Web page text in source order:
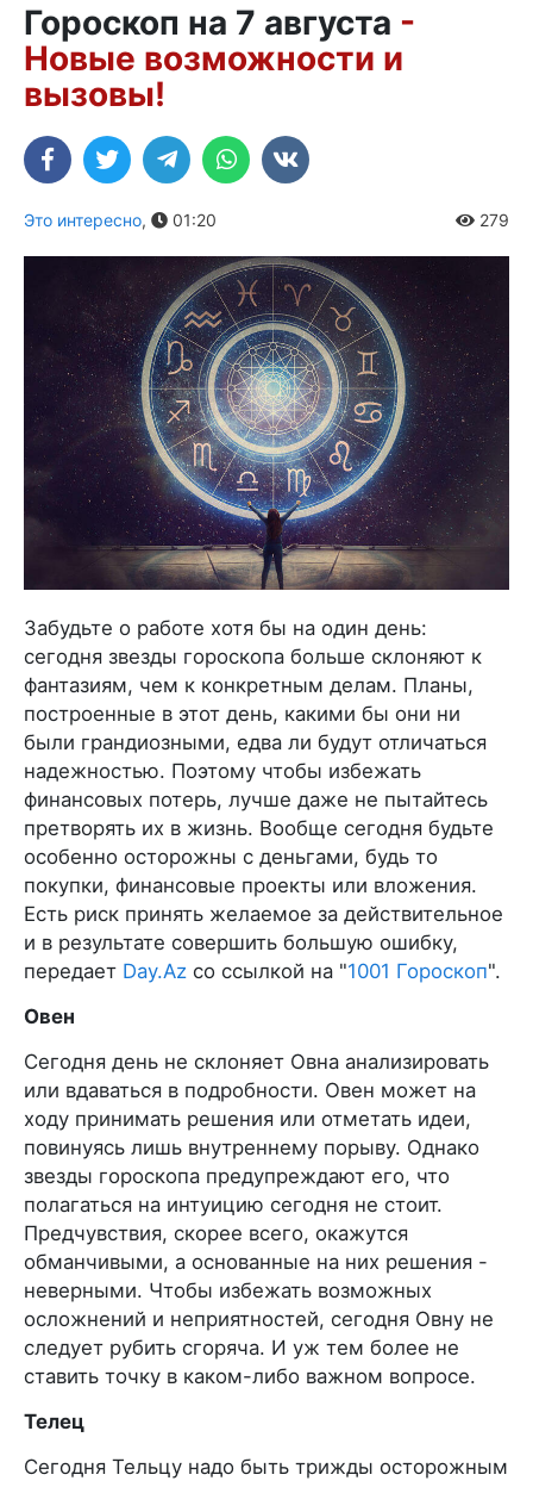
Гороскоп на 7 августа -
Новые возможности и
вызовы!
Это интересно, 01:20 279
Забудьте о работе хотя бы на один день:
сегодня звезды гороскопа больше склоняют к
фантазиям, чем к конкретным делам. Планы,
построенные в этот день, какими бы они ни
были грандиозными, едва ли будут отличаться
надежностью. Поэтому чтобы избежать
финансовых потерь, лучше даже не пытайтесь
претворять их в жизнь. Вообще сегодня будьте
особенно осторожны с деньгами, будь то
покупки, финансовые проекты или вложения.
Есть риск принять желаемое за действительное
и в результате совершить большую ошибку,
передает Day.Az со ссылкой на "1001 Гороскоп".
Овен
Сегодня день не склоняет Овна анализировать
или вдаваться в подробности. Овен может на
ходу принимать решения или отметать идеи,
повинуясь лишь внутреннему порыву. Однако
звезды гороскопа предупреждают его, что
полагаться на интуицию сегодня не стоит.
Предчувствия, скорее всего, окажутся
обманчивыми, а основанные на них решения -
неверными. Чтобы избежать возможных
осложнений и неприятностей, сегодня Овну не
следует рубить сгоряча. И уж тем более не
ставить точку в каком-либо важном вопросе.
Телец
Сегодня Тельцу надо быть трижды осторожным